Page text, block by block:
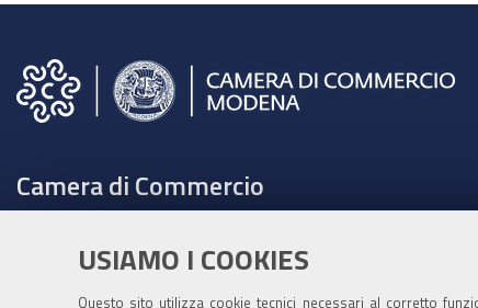
USIAMO I COOKIES
Questo sito utilizza cookie tecnici necessari al corretto
Camera di Commercio
Tel. 059208111 -URP